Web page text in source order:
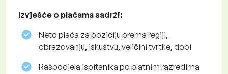
Izvješće o plaćama sadrži:
Neto plaća za poziciju prema regiji,
obrazovanju, iskustvu, veličini tvrtke, dobi
Raspodjela ispitanika po platnim razredima